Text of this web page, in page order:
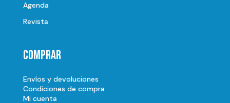
Agenda
Revista
Comprar
Envíos y devoluciones
Condiciones de compra
Mi cuenta